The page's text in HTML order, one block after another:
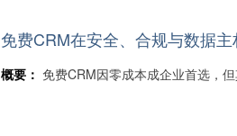
免费CRM在安全、合规与数据
概要： 免费CRM因零成本成企业首选，